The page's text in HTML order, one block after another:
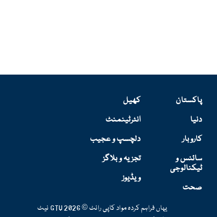
پاکستان
دنیا
کاروبار
سائنس و
ٹیکنالوجی
صحت
کھیل
انٹرٹینمنٹ
دلچسپ و عجیب
تجزیہ و بلاگز
ویڈیوز
یہاں فراہم کردہ مواد کاپی رائٹ © 2026 GTV نیٹ